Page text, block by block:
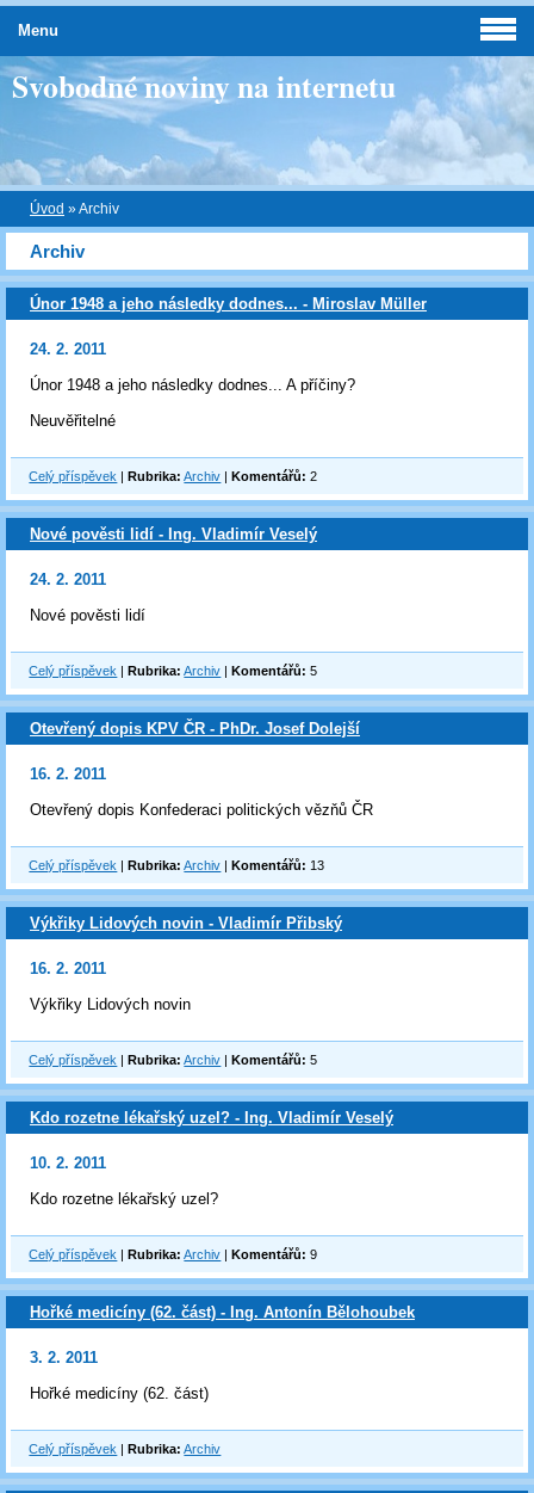
Svobodné noviny na internetu
Úvod »Archiv
Archiv
Únor 1948 a jeho následky dodnes... - Miroslav Müller
24. 2. 2011
Únor 1948 a jeho následky dodnes... A příčiny?
Neuvěřitelné
Celý příspěvek |Rubrika: Archiv |Komentářů: 2
Nové pověsti lidí - Ing. Vladimír Veselý
24. 2. 2011
Nové pověsti lidí
Celý příspěvek |Rubrika: Archiv |Komentářů: 5
Otevřený dopis KPV ČR - PhDr. Josef Dolejší
16. 2. 2011
Otevřený dopis Konfederaci politických vězňů ČR
Celý příspěvek |Rubrika: Archiv |Komentářů: 13
Výkřiky Lidových novin - Vladimír Přibský
16. 2. 2011
Výkřiky Lidových novin
Celý příspěvek |Rubrika: Archiv |Komentářů: 5
Kdo rozetne lékařský uzel? - Ing. Vladimír Veselý
10. 2. 2011
Kdo rozetne lékařský uzel?
Celý příspěvek |Rubrika: Archiv |Komentářů: 9
Hořké medicíny (62. část) - Ing. Antonín Bělohoubek
3. 2. 2011
Hořké medicíny (62. část)
Celý příspěvek |Rubrika: Archiv
Menu